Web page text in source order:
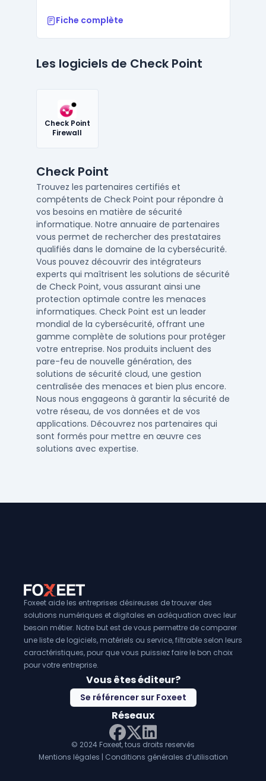
Fiche complète
Les logiciels de Check Point
Check Point
Firewall
Check Point
Trouvez les partenaires certifiés et
compétents de Check Point pour répondre à
vos besoins en matière de sécurité
informatique. Notre annuaire de partenaires
vous permet de rechercher des prestataires
qualifiés dans le domaine de la cybersécurité.
Vous pouvez découvrir des intégrateurs
experts qui maîtrisent les solutions de sécurité
de Check Point, vous assurant ainsi une
protection optimale contre les menaces
informatiques. Check Point est un leader
mondial de la cybersécurité, offrant une
gamme complète de solutions pour protéger
votre entreprise. Nos produits incluent des
pare-feu de nouvelle génération, des
solutions de sécurité cloud, une gestion
centralisée des menaces et bien plus encore.
Nous nous engageons à garantir la sécurité de
votre réseau, de vos données et de vos
applications. Découvrez nos partenaires qui
sont formés pour mettre en œuvre ces
solutions avec expertise.
Foxeet aide les entreprises désireuses de trouver des
solutions numériques et digitales en adéquation avec leur
besoin métier. Notre but est de vous permettre de comparer
une liste de logiciels, matériels ou service, filtrable selon leurs
caractéristiques, pour que vous puissiez faire le bon choix
pour votre entreprise.
Vous êtes éditeur?
Se référencer sur Foxeet
Réseaux
Facebook
Twitter X
LinkedIn
© 2024 Foxeet, tous droits reservés
Mentions légales | Conditions générales d’utilisation